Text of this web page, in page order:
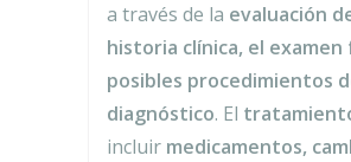
a través de la evaluación
historia clínica, el examen
posibles procedimientos
diagnóstico. El
incluir medicamentos,